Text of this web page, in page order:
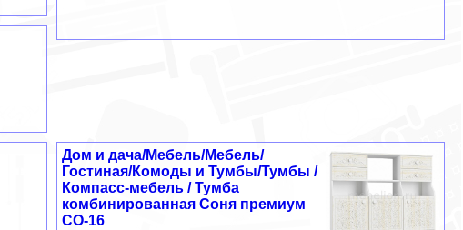
Дом и дача/Мебель/Мебель/
Гостиная/Комоды и Тумбы/Тумбы /
Компасс-мебель / Тумба
комбинированная Соня премиум
СО-16